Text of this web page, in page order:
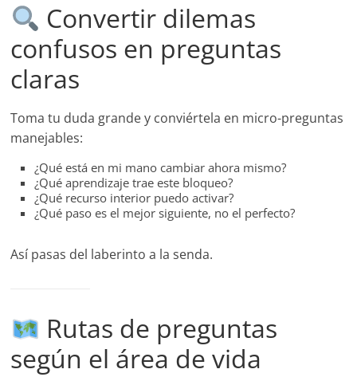
Convertir dilemas
confusos en preguntas
claras
Toma tu duda grande y conviértela en micro-preguntas
manejables:
¿Qué está en mi mano cambiar ahora mismo?
¿Qué aprendizaje trae este bloqueo?
¿Qué recurso interior puedo activar?
¿Qué paso es el mejor siguiente, no el perfecto?
Así pasas del laberinto a la senda.
Rutas de preguntas
según el área de vida